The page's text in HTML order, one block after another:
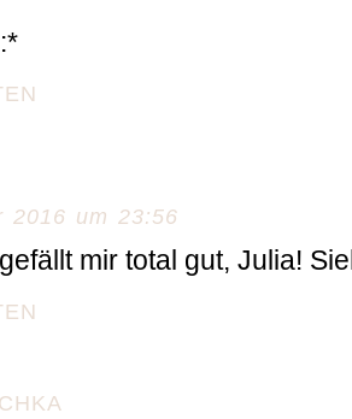
2016 um 23:56
mir total gut, Julia!